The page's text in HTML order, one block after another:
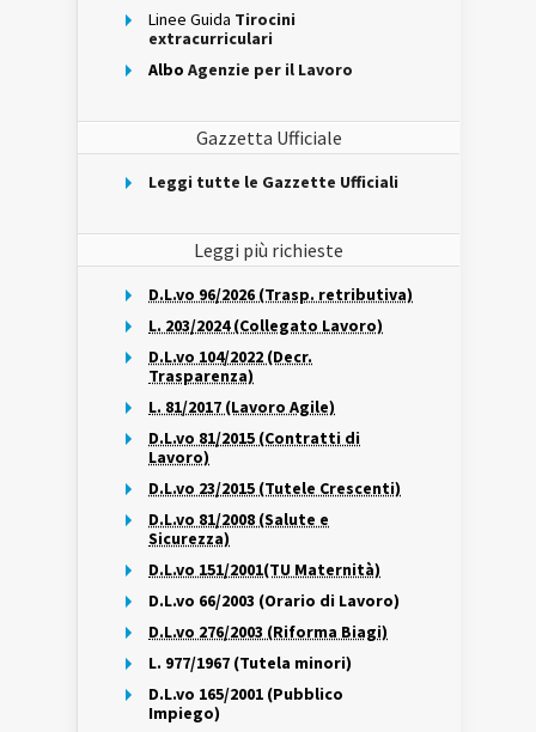
Linee Guida Tirocini
extracurriculari
Albo Agenzie per il Lavoro
Gazzetta Ufficiale
Leggi tutte le Gazzette Ufficiali
Leggi più richieste
D.L.vo 96/2026 (Trasp. retributiva)
L. 203/2024 (Collegato Lavoro)
D.L.vo 104/2022 (Decr.
Trasparenza)
L. 81/2017 (Lavoro Agile)
D.L.vo 81/2015 (Contratti di
Lavoro)
D.L.vo 23/2015 (Tutele Crescenti)
D.L.vo 81/2008 (Salute e
Sicurezza)
D.L.vo 151/2001(TU Maternità)
D.L.vo 66/2003 (Orario di Lavoro)
D.L.vo 276/2003 (Riforma Biagi)
L. 977/1967 (Tutela minori)
D.L.vo 165/2001 (Pubblico
Impiego)